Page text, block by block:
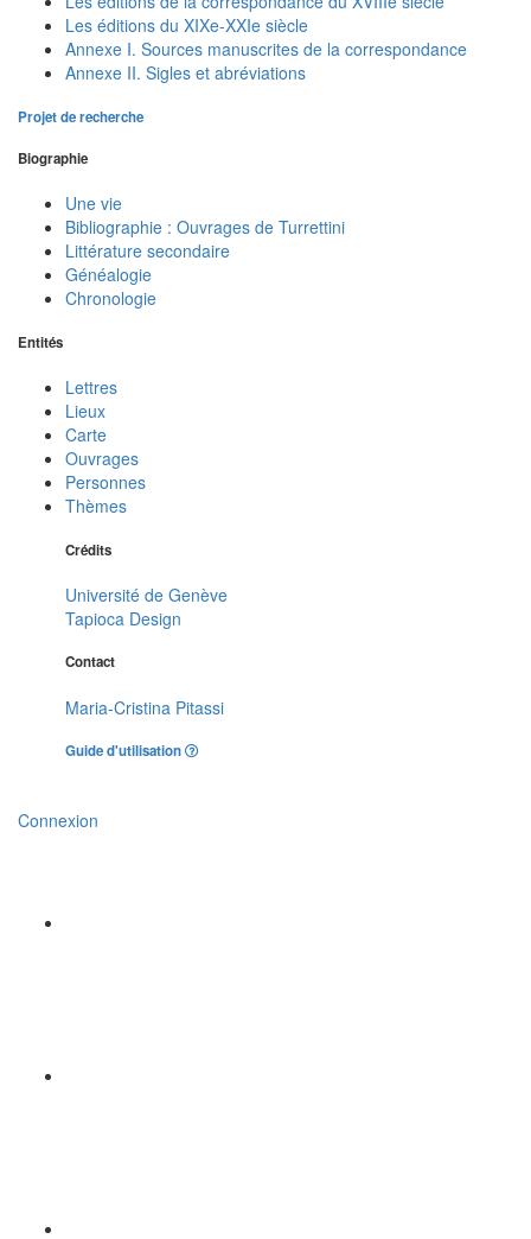
Les éditions du XIXe-XXIe siècle
Annexe I. Sources manuscrites de la correspondance
Annexe II. Sigles et abréviations
Projet de recherche
Biographie
Une vie
Bibliographie : Ouvrages de Turrettini
Littérature secondaire
Généalogie
Chronologie
Entités
Lettres
Lieux
Carte
Ouvrages
Personnes
Thèmes
Crédits
Université de Genève
Tapioca Design
Contact
Maria-Cristina Pitassi
Guide d'utilisation
Connexion